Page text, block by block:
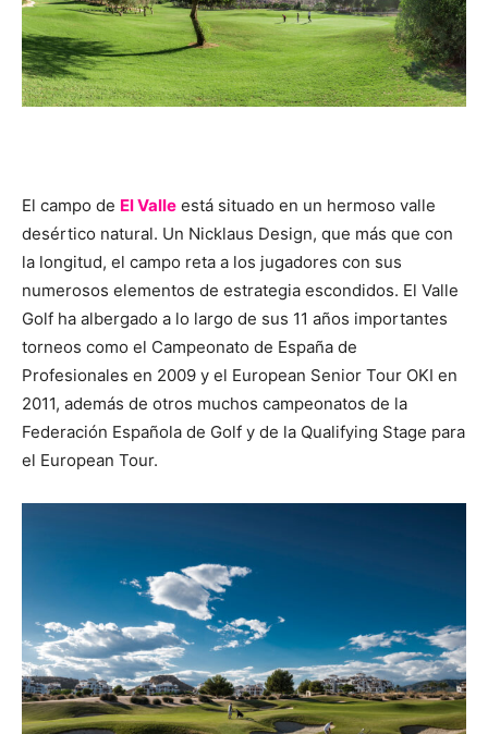
El campo de El Valle está situado en un hermoso valle
desértico natural. Un Nicklaus Design, que más que con
la longitud, el campo reta a los jugadores con sus
numerosos elementos de estrategia escondidos. El Valle
Golf ha albergado a lo largo de sus 11 años importantes
torneos como el Campeonato de España de
Profesionales en 2009 y el European Senior Tour OKI en
2011, además de otros muchos campeonatos de la
Federación Española de Golf y de la Qualifying Stage para
el European Tour.